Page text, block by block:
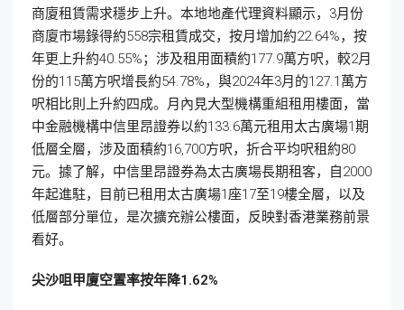
商廈租賃需求穩步上升。本地地產代理資料顯示，3月份
商廈市場錄得約558宗租賃成交，按月增加約22.64%，按
年更上升約40.55%；涉及租用面積約177.9萬方呎，較2月
份的115萬方呎增長約54.78%，與2024年3月的127.1萬方
呎相比則上升約四成。月內見大型機構重組租用樓面，當
中金融機構中信里昂證券以約133.6萬元租用太古廣場1期
低層全層，涉及面積約16,700方呎，折合平均呎租約80
元。據了解，中信里昂證券為太古廣場長期租客，自2000
年起進駐，目前已租用太古廣場1座17至19樓全層，以及
低層部分單位，是次擴充辦公樓面，反映對香港業務前景
看好。
尖沙咀甲廈空置率按年降1.62%